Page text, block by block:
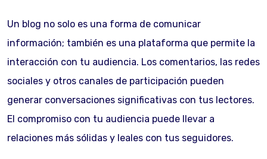
Un blog no solo es una forma de comunicar
información; también es una plataforma que permite la
interacción con tu audiencia. Los comentarios, las redes
sociales y otros canales de participación pueden
generar conversaciones significativas con tus lectores.
El compromiso con tu audiencia puede llevar a
relaciones más sólidas y leales con tus seguidores.